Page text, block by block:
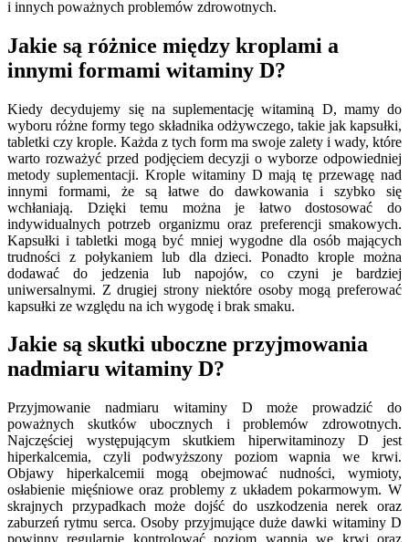
i innych poważnych problemów zdrowotnych.
Jakie są różnice między kroplami a
innymi formami witaminy D?
Kiedy decydujemy się na suplementację witaminą D, mamy do
wyboru różne formy tego składnika odżywczego, takie jak kapsułki,
tabletki czy krople. Każda z tych form ma swoje zalety i wady, które
warto rozważyć przed podjęciem decyzji o wyborze odpowiedniej
metody suplementacji. Krople witaminy D mają tę przewagę nad
innymi formami, że są łatwe do dawkowania i szybko się
wchłaniają. Dzięki temu można je łatwo dostosować do
indywidualnych potrzeb organizmu oraz preferencji smakowych.
Kapsułki i tabletki mogą być mniej wygodne dla osób mających
trudności z połykaniem lub dla dzieci. Ponadto krople można
dodawać do jedzenia lub napojów, co czyni je bardziej
uniwersalnymi. Z drugiej strony niektóre osoby mogą preferować
kapsułki ze względu na ich wygodę i brak smaku.
Jakie są skutki uboczne przyjmowania
nadmiaru witaminy D?
Przyjmowanie nadmiaru witaminy D może prowadzić do
poważnych skutków ubocznych i problemów zdrowotnych.
Najczęściej występującym skutkiem hiperwitaminozy D jest
hiperkalcemia, czyli podwyższony poziom wapnia we krwi.
Objawy hiperkalcemii mogą obejmować nudności, wymioty,
osłabienie mięśniowe oraz problemy z układem pokarmowym. W
skrajnych przypadkach może dojść do uszkodzenia nerek oraz
zaburzeń rytmu serca. Osoby przyjmujące duże dawki witaminy D